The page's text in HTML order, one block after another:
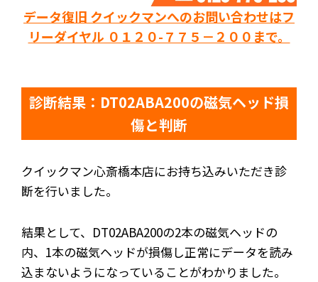
データ復旧 クイックマンへのお問い合わせはフ
リーダイヤル ０１２０-７７５－２００まで。
診断結果：DT02ABA200の磁気ヘッド損
傷と判断
クイックマン心斎橋本店にお持ち込みいただき診
断を行いました。
結果として、DT02ABA200の2本の磁気ヘッドの
内、1本の磁気ヘッドが損傷し正常にデータを読み
込まないようになっていることがわかりました。